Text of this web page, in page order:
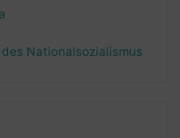
Nationalsozialismus